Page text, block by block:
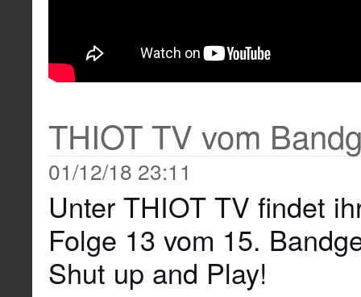
THIOT TV vom
01/12/18 23:11
Unter THIOT TV findet
Folge 13 vom 15.
Shut up and Play!